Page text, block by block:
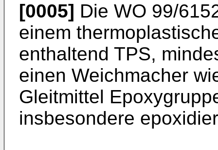
[0005] Die WO 99/
einem
enthaltend TPS,
einen Weichmacher
Gleitmittel
insbesondere